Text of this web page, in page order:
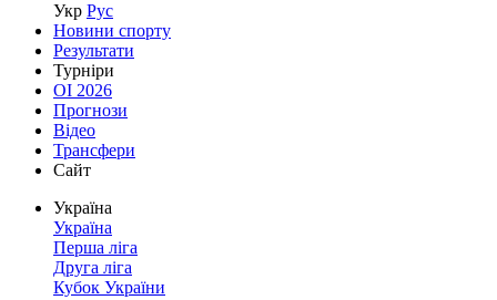
Укр Рус
Новини спорту
Результати
Турніри
ОІ 2026
Прогнози
Відео
Трансфери
Сайт
Україна
Україна
Перша ліга
Друга ліга
Кубок України